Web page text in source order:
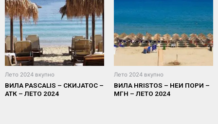
Лето 2024 вкупно
ВИЛА PASCALIS – СКИЈАТОС –
АТК – ЛЕТО 2024
Лето 2024 вкупно
ВИЛА HRISTOS – НЕИ ПОРИ –
МГН – ЛЕТО 2024